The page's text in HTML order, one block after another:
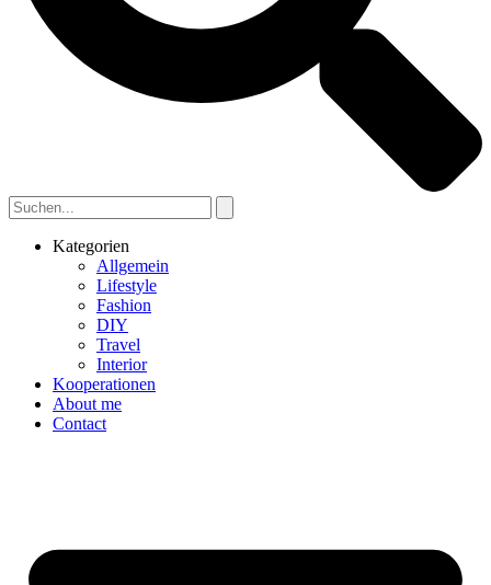
Kategorien
Allgemein
Lifestyle
Fashion
DIY
Travel
Interior
Kooperationen
About me
Contact